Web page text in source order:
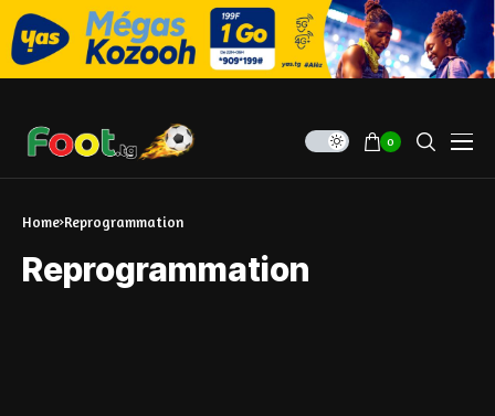
0
Home Reprogrammation
Reprogrammation